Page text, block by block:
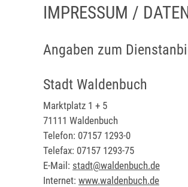
IMPRESSUM /
Angaben zum
Stadt Waldenbuch
Marktplatz 1 + 5
71111 Waldenbuch
Telefon: 07157 1293-0
Telefax: 07157 1293-75
E-Mail: stadt@waldenbuch.de
Internet: www.waldenbuch.de